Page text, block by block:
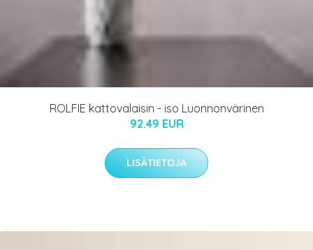
ROLFIE kattovalaisin - iso Luonnonvärinen
92.49 EUR
LISÄTIETOJA